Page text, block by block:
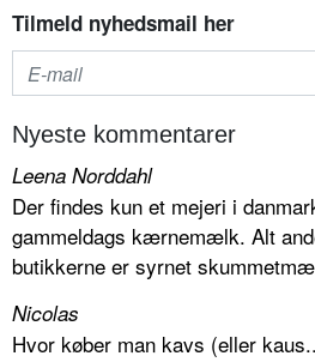
Tilmeld nyhedsmail her
Nyeste kommentarer
Leena Norddahl
Der findes kun et mejeri i
gammeldags kærnemælk. Alt
butikkerne er syrnet
Nicolas
Hvor køber man kavs (eller